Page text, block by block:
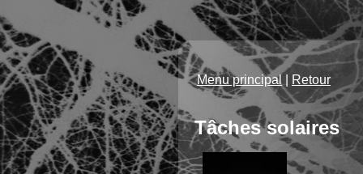
Menu principal Retour
Tâches solaires